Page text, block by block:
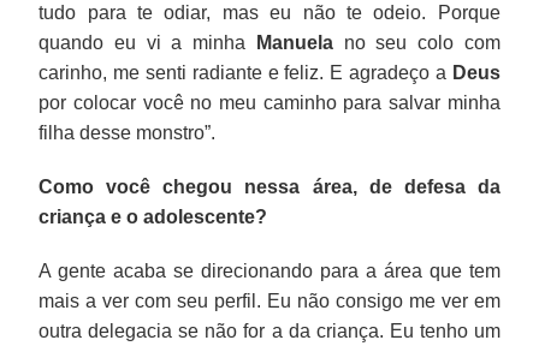
tudo para te odiar, mas eu não te odeio. Porque
quando eu vi a minha
Manuelano seu colo com
carinho, me senti radiante e feliz. E agradeço a Deus
por colocar você no meu caminho para salvar minha
filha desse monstro”.
Como você chegou nessa área, de defesa da
criança e o adolescente?
A gente acaba se direcionando para a área que tem
mais a ver com seu perfil. Eu não consigo me ver em
outra delegacia se não for a da criança. Eu tenho um